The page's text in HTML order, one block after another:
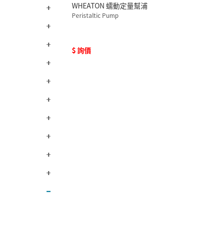
WHEATON 蠕動定量幫浦
Peristaltic Pump
$ 詢價